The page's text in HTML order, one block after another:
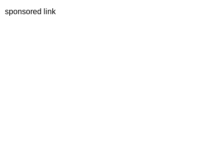
sponsored link